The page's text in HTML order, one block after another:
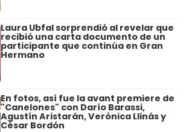
Laura Ubfal sorprendió al revelar que
recibió una carta documento de un
participante que continúa en Gran
Hermano
En fotos, así fue la avant premiere de
"Canelones" con Darío Barassi,
Agustín Aristarán, Verónica Llinás y
César Bordón